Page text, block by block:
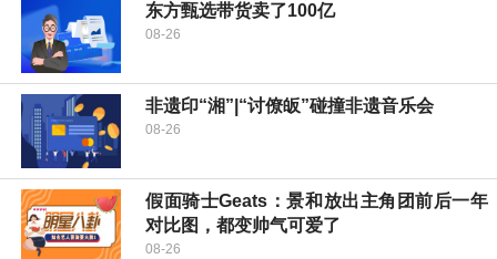
东方甄选带货卖了100亿
08-26
非遗印“湘”|“讨僚皈”碰撞非遗音乐会
08-26
假面骑士Geats：景和放出主角团前后一年
对比图，都变帅气可爱了
08-26